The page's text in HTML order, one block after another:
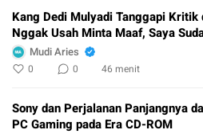
Kang Dedi Mulyadi Tanggapi Kritik
Nggak Usah Minta Maaf, Saya
Mudi Aries
0 0 46 menit
Sony dan Perjalanan Panjangnya
PC Gaming pada Era CD-ROM